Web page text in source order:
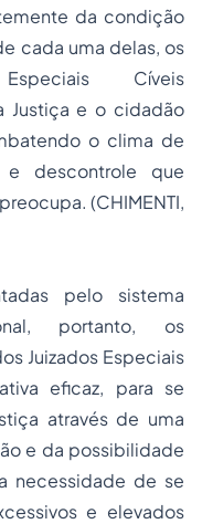
da condição
cada uma delas, os
Cíveis
Justiça e o cidadão
o clima de
e descontrole que
(CHIMENTI,
pelo sistema
portanto, os
Juizados Especiais
eficaz, para se
através de uma
e da possibilidade
necessidade de se
e elevados